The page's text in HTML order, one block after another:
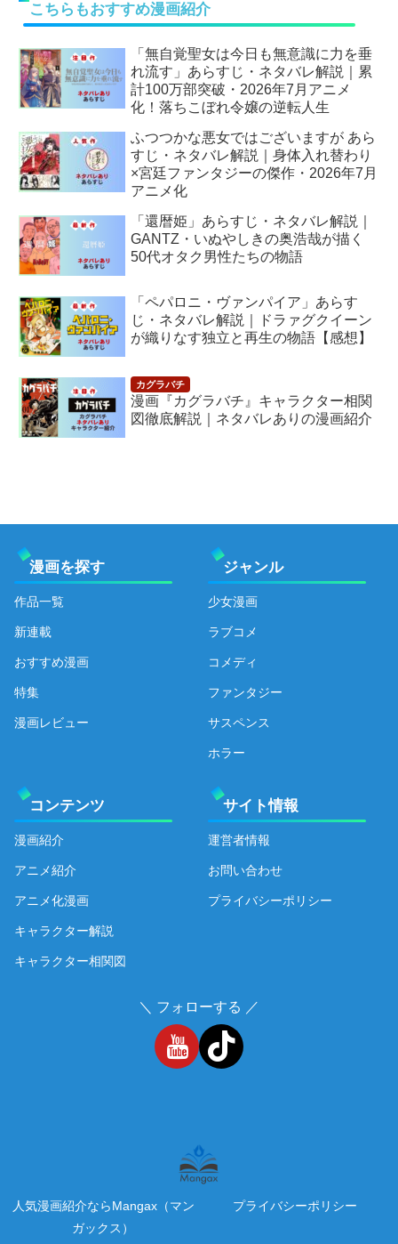
こちらもおすすめ漫画紹介
「無自覚聖女は今日も無意識に力を垂
れ流す」あらすじ・ネタバレ解説｜累
計100万部突破・2026年7月アニメ
化！落ちこぼれ令嬢の逆転人生
ふつつかな悪女ではございますが あら
すじ・ネタバレ解説｜身体入れ替わり
×宮廷ファンタジーの傑作・2026年7月
アニメ化
「還暦姫」あらすじ・ネタバレ解説｜
GANTZ・いぬやしきの奥浩哉が描く
50代オタク男性たちの物語
「ペパロニ・ヴァンパイア」あらす
じ・ネタバレ解説｜ドラァグクイーン
が織りなす独立と再生の物語【感想】
漫画『カグラバチ』キャラクター相関
図徹底解説｜ネタバレありの漫画紹介
漫画を探す
作品一覧
新連載
おすすめ漫画
特集
漫画レビュー
ジャンル
少女漫画
ラブコメ
コメディ
ファンタジー
サスペンス
ホラー
コンテンツ
漫画紹介
アニメ紹介
アニメ化漫画
キャラクター解説
キャラクター相関図
サイト情報
運営者情報
お問い合わせ
プライバシーポリシー
＼ フォローする ／
人気漫画紹介ならMangax（マン
ガックス）
プライバシーポリシー